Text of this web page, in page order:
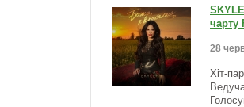
чарту
28
Хіт-